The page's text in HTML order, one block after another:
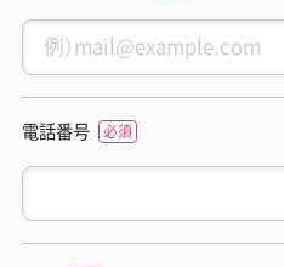
電話番号